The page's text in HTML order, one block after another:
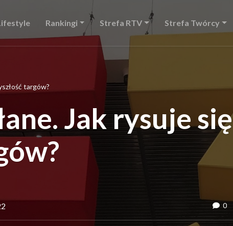
Rankingi Strefa RTV Strefa Twórcy
targów?
Jak rysuje się
0